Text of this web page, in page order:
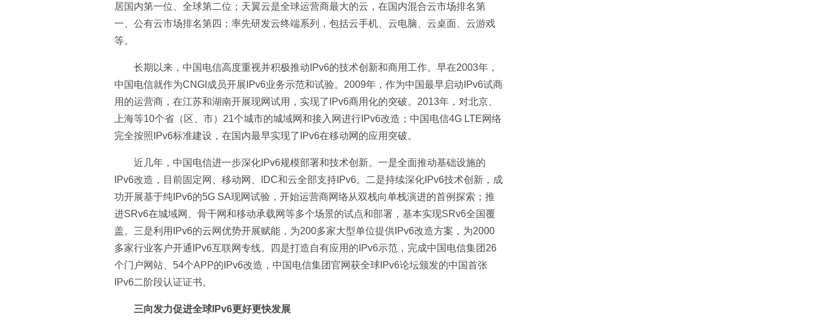
居国内第一位、全球第二位；天翼云是全球运营商最大的云，在国内混合云市场排名第
一、公有云市场排名第四；率先研发云终端系列，包括云手机、云电脑、云桌面、云游戏
等。
长期以来，中国电信高度重视并积极推动IPv6的技术创新和商用工作。早在2003年，
中国电信就作为CNGI成员开展IPv6业务示范和试验。2009年，作为中国最早启动IPv6试商
用的运营商，在江苏和湖南开展现网试用，实现了IPv6商用化的突破。2013年，对北京、
上海等10个省（区、市）21个城市的城域网和接入网进行IPv6改造；中国电信4G LTE网络
完全按照IPv6标准建设，在国内最早实现了IPv6在移动网的应用突破。
近几年，中国电信进一步深化IPv6规模部署和技术创新。一是全面推动基础设施的
IPv6改造，目前固定网、移动网、IDC和云全部支持IPv6。二是持续深化IPv6技术创新，成
功开展基于纯IPv6的5G SA现网试验，开始运营商网络从双栈向单栈演进的首例探索；推
进SRv6在城域网、骨干网和移动承载网等多个场景的试点和部署，基本实现SRv6全国覆
盖。三是利用IPv6的云网优势开展赋能，为200多家大型单位提供IPv6改造方案，为2000
多家行业客户开通IPv6互联网专线。四是打造自有应用的IPv6示范，完成中国电信集团26
个门户网站、54个APP的IPv6改造，中国电信集团官网获全球IPv6论坛颁发的中国首张
IPv6二阶段认证证书。
三向发力促进全球IPv6更好更快发展